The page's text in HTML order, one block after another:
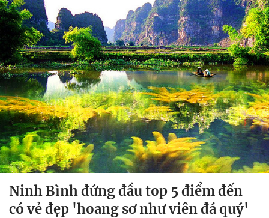
Ninh Bình đứng đầu top 5 điểm đến
có vẻ đẹp 'hoang sơ như viên đá quý'